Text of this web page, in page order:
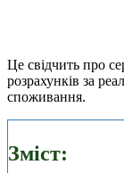
Це свідчить про
розрахунків за
споживання.
Зміст: